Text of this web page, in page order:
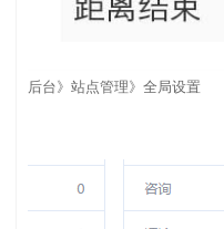
后台》站点管理》全局设置